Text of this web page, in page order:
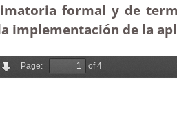
formal y de
implementación de la